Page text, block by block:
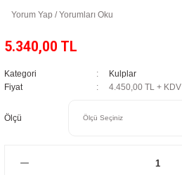
Yorum Yap / Yorumları Oku
5.340,00 TL
Kategori
Kulplar
Fiyat
4.450,00 TL + KDV
Ölçü